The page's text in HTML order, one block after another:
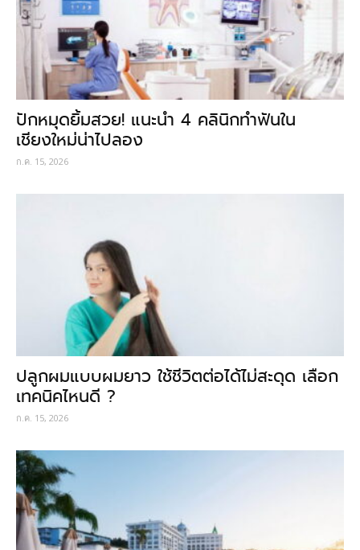
ปักหมุดยิ้มสวย! แนะนำ 4 คลินิกทำฟันใน
เชียงใหม่น่าไปลอง
ก.ค. 15, 2026
ปลูกผมแบบผมยาว ใช้ชีวิตต่อได้ไม่สะดุด เลือก
เทคนิคไหนดี ?
ก.ค. 15, 2026